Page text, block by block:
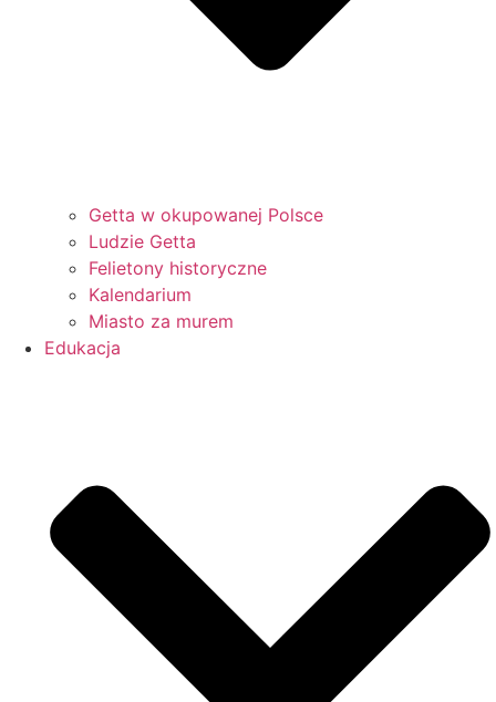
Getta w okupowanej Polsce
Ludzie Getta
Felietony historyczne
Kalendarium
Miasto za murem
Edukacja